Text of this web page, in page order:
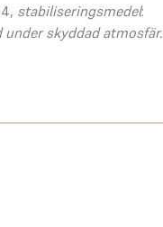
stabiliseringsmedel:
under skyddad atmosfär.